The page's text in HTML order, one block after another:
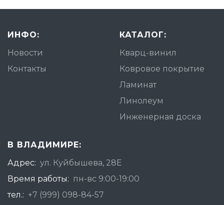
ИНФО:
Новости
Контакты
КАТАЛОГ:
Кварц-винил
Ковровое покрытие
Ламинат
Линолеум
Инженерная доска
В ВЛАДИМИРЕ:
Адрес: ул. Куйбышева, 28Е
Время работы: пн-вс 9:00-19:00
тел.: +7 (999) 098-84-57